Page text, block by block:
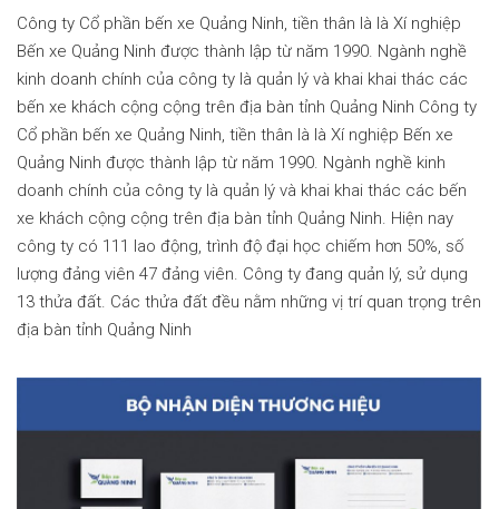
Công ty Cổ phần bến xe Quảng Ninh, tiền thân là là Xí nghiệp
Bến xe Quảng Ninh được thành lập từ năm 1990. Ngành nghề
kinh doanh chính của công ty là quản lý và khai khai thác các
bến xe khách cộng cộng trên địa bàn tỉnh Quảng Ninh Công ty
Cổ phần bến xe Quảng Ninh, tiền thân là là Xí nghiệp Bến xe
Quảng Ninh được thành lập từ năm 1990. Ngành nghề kinh
doanh chính của công ty là quản lý và khai khai thác các bến
xe khách cộng cộng trên địa bàn tỉnh Quảng Ninh. Hiện nay
công ty có 111 lao động, trình độ đại học chiếm hơn 50%, số
lượng đảng viên 47 đảng viên. Công ty đang quản lý, sử dụng
13 thửa đất. Các thửa đất đều nằm những vị trí quan trọng trên
địa bàn tỉnh Quảng Ninh